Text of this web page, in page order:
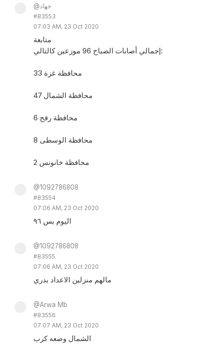
@جهاد
#83553
07:03 AM, 23 Oct 2020
متابعة
إجمالي أصابات الصباح 96 موزعين كالتالي:
محافظة غزة 33
محافظة الشمال 47
محافظة رفح 6
محافظة الوسطى 8
محافظة خانونس 2
@1092786808
#83554
07:06 AM, 23 Oct 2020
اليوم بس ٩٦
@1092786808
#83555
07:06 AM, 23 Oct 2020
مالهم منزلين الاعداد بدري
@Arwa Mb
#83556
07:07 AM, 23 Oct 2020
الشمال وضعه كرب